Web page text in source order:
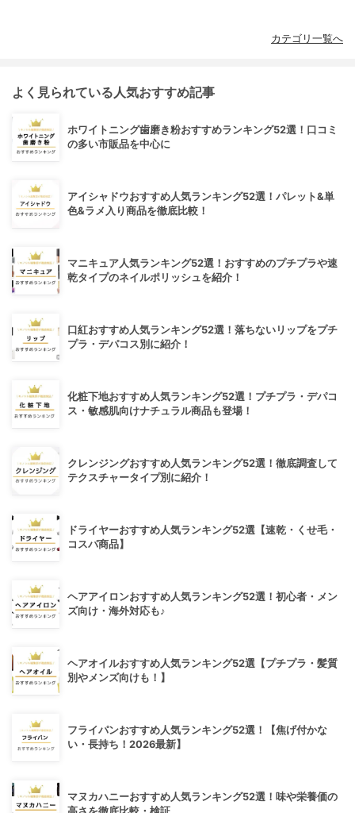
カテゴリ一覧へ
よく見られている人気おすすめ記事
ホワイトニング歯磨き粉おすすめランキング52選！口コミ
の多い市販品を中心に
アイシャドウおすすめ人気ランキング52選！パレット&単
色&ラメ入り商品を徹底比較！
マニキュア人気ランキング52選！おすすめのプチプラや速
乾タイプのネイルポリッシュを紹介！
口紅おすすめ人気ランキング52選！落ちないリップをプチ
プラ・デパコス別に紹介！
化粧下地おすすめ人気ランキング52選！プチプラ・デパコ
ス・敏感肌向けナチュラル商品も登場！
クレンジングおすすめ人気ランキング52選！徹底調査して
テクスチャータイプ別に紹介！
ドライヤーおすすめ人気ランキング52選【速乾・くせ毛・
コスパ商品】
ヘアアイロンおすすめ人気ランキング52選！初心者・メン
ズ向け・海外対応も♪
ヘアオイルおすすめ人気ランキング52選【プチプラ・髪質
別やメンズ向けも！】
フライパンおすすめ人気ランキング52選！【焦げ付かな
い・長持ち！2026最新】
マヌカハニーおすすめ人気ランキング52選！味や栄養価の